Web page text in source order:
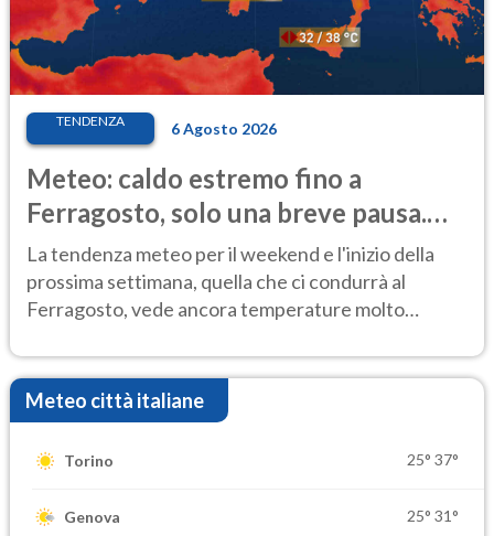
TENDENZA 6 Agosto 2026
Meteo: caldo estremo fino a
Ferragosto, solo una breve pausa.
Ecco dove
La tendenza meteo per il weekend e l'inizio della
prossima settimana, quella che ci condurrà al
Ferragosto, vede ancora temperature molto
Meteo città italiane
Torino 25° 37°
Genova 25° 31°